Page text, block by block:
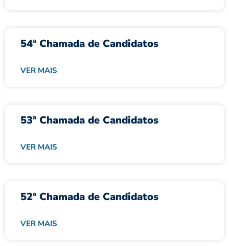
54ª Chamada de Candidatos
VER MAIS
53ª Chamada de Candidatos
VER MAIS
52ª Chamada de Candidatos
VER MAIS